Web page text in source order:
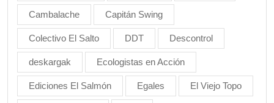
Cambalache Capitán Swing
Colectivo El Salto DDT Descontrol
deskargak Ecologistas en Acción
Ediciones El Salmón Egales El Viejo Topo